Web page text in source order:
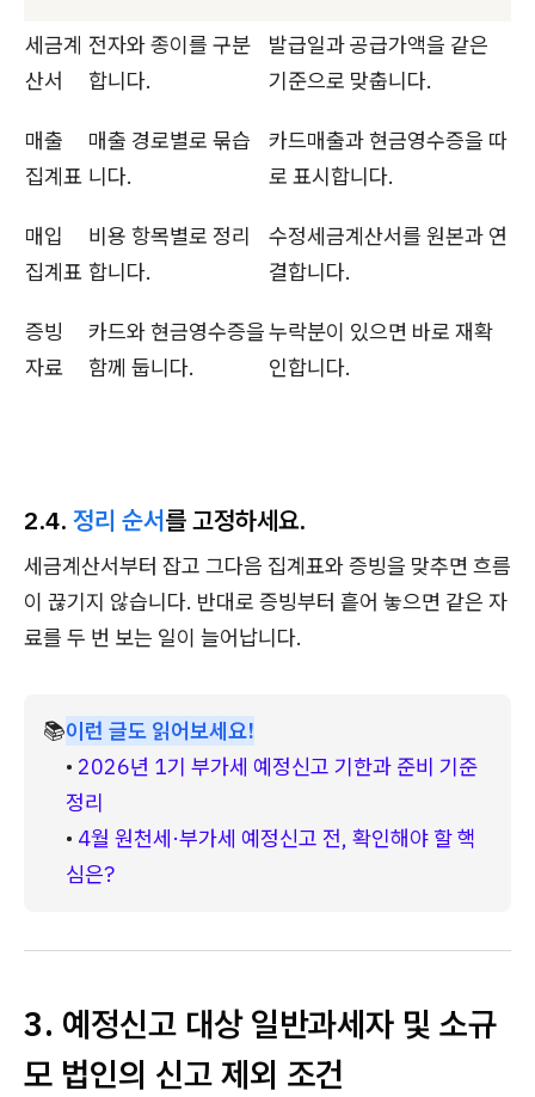
세금계
산서
전자와 종이를 구분
합니다.
발급일과 공급가액을 같은
기준으로 맞춥니다.
매출
집계표
매출 경로별로 묶습
니다.
카드매출과 현금영수증을 따
로 표시합니다.
매입
집계표
비용 항목별로 정리
합니다.
수정세금계산서를 원본과 연
결합니다.
증빙
자료
카드와 현금영수증을
함께 둡니다.
누락분이 있으면 바로 재확
인합니다.
2.4. 정리 순서를 고정하세요.
세금계산서부터 잡고 그다음 집계표와 증빙을 맞추면 흐름
이 끊기지 않습니다. 반대로 증빙부터 흩어 놓으면 같은 자
료를 두 번 보는 일이 늘어납니다.
📚이런 글도 읽어보세요!
• 2026년 1기 부가세 예정신고 기한과 준비 기준
정리
• 4월 원천세·부가세 예정신고 전, 확인해야 할 핵
심은?
3. 예정신고 대상 일반과세자 및 소규
모 법인의 신고 제외 조건